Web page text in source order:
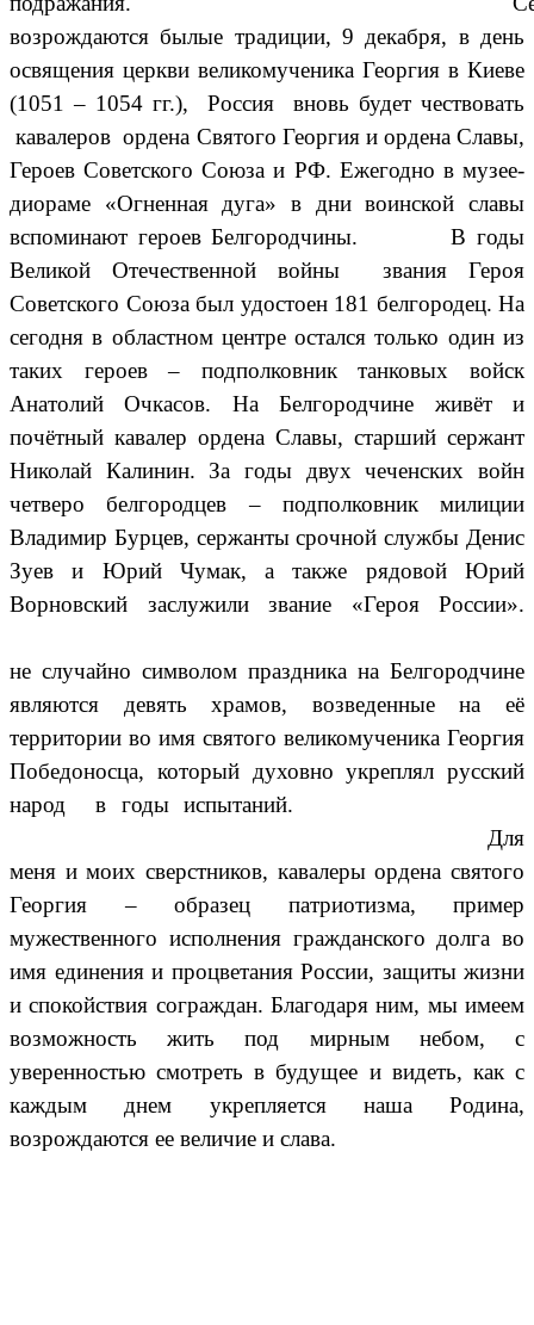
возрождаются былые традиции, 9 декабря, в день
освящения церкви великомученика Георгия в Киеве
(1051 – 1054 гг.), Россия вновь будет чествовать
кавалеров ордена Святого Георгия и ордена Славы,
Героев Советского Союза и РФ. Ежегодно в музее-
диораме «Огненная дуга» в дни воинской славы
вспоминают героев Белгородчины. В годы
Великой Отечественной войны звания Героя
Советского Союза был удостоен 181 белгородец. На
сегодня в областном центре остался только один из
таких героев – подполковник танковых войск
Анатолий Очкасов. На Белгородчине живёт и
почётный кавалер ордена Славы, старший сержант
Николай Калинин. За годы двух чеченских войн
четверо белгородцев – подполковник милиции
Владимир Бурцев, сержанты срочной службы Денис
Зуев и Юрий Чумак, а также рядовой Юрий
Ворновский заслужили звание «Героя России».
не случайно символом праздника на Белгородчине
являются девять храмов, возведенные на её
территории во имя святого великомученика Георгия
Победоносца, который духовно укреплял русский
народ в годы испытаний.
Для
меня и моих сверстников, кавалеры ордена святого
Георгия – образец патриотизма, пример
мужественного исполнения гражданского долга во
имя единения и процветания России, защиты жизни
и спокойствия сограждан. Благодаря ним, мы имеем
возможность жить под мирным небом, с
уверенностью смотреть в будущее и видеть, как с
каждым днем укрепляется наша Родина,
возрождаются ее величие и слава.